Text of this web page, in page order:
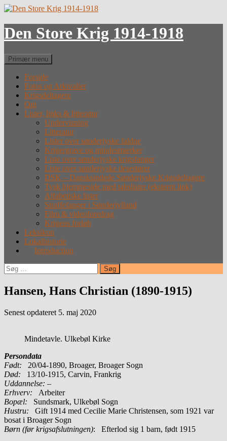
Hop
indhold
Den Store Krig 1914-1918
Søg
Primær menu
Forside
Fotos og Arkivalier
Krigsdeltagere
Om
Lister, links & litteratur
Undervisning
Litteratur
Lister over sønderjyske faldne
Krigergrave og mindesmærker
Liste over sønderjyske krigsfanger
Liste over sønderjyske desertører
DSK – Dansksindede Sønderjyske Krigsdeltagere
Tysk hjemmeside med tabslister (eksternt link)
Alfabetiske lister
Straffefanger i Sønderjylland
Film & videoforedrag
Krigens forløb
Leksikon
Lokalhistorie
Introduction
Søg
efter:
Hansen, Hans Christian (1890-1915)
Senest opdateret 5. maj 2020
Mindetavle. Ulkebøl Kirke
Persondata
Født: 20/04-1890, Broager, Broager Sogn
Død: 13/10-1915, Carvin, Frankrig
Uddannelse: –
Erhverv: Arbeiter
Bopæl: Sundsmark, Ulkebøl Sogn
Hustru: Gift 1914 med Cecilie Marie Christensen, som 1921 var
bosat i Broager Sogn
Børn (før krigsafslutningen): Efterlod sig 1 barn, født 1915